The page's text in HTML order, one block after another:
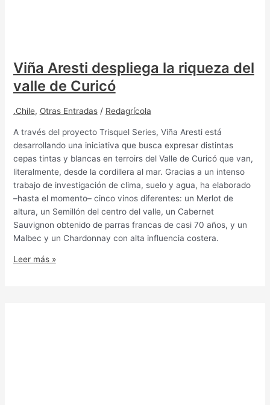
Viña Aresti despliega la riqueza del
valle de Curicó
.Chile, Otras Entradas/ Redagrícola
A través del proyecto Trisquel Series, Viña Aresti está
desarrollando una iniciativa que busca expresar distintas
cepas tintas y blancas en terroirs del Valle de Curicó que van,
literalmente, desde la cordillera al mar. Gracias a un intenso
trabajo de investigación de clima, suelo y agua, ha elaborado
–hasta el momento– cinco vinos diferentes: un Merlot de
altura, un Semillón del centro del valle, un Cabernet
Sauvignon obtenido de parras francas de casi 70 años, y un
Malbec y un Chardonnay con alta influencia costera.
Leer más »